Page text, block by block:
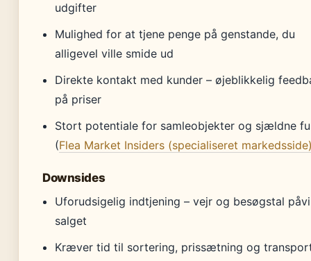
udgifter
Mulighed for at tjene penge på genstande, du
alligevel ville smide ud
Direkte kontakt med kunder – øjeblikkelig
på priser
Stort potentiale for samleobjekter og sjældne
(Flea Market Insiders (specialiseret
Downsides
Uforudsigelig indtjening – vejr og besøgstal
salget
Kræver tid til sortering, prissætning og